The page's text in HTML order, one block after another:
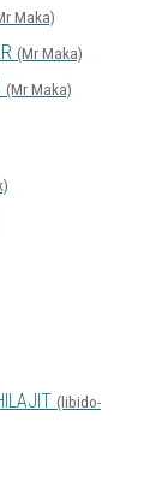
Maka)
(Mr Maka)
(Mr Maka)
(libido-